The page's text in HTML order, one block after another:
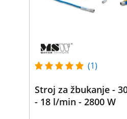
(1)
Stroj za žbukanje -
- 18 l/min - 2800 W